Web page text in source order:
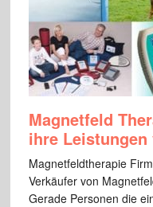
Magnetfeld
ihre Leistungen
Magnetfeldtherapie
Verkäufer von
Gerade Personen die